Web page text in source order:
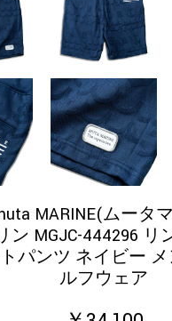
MARINE(ムータ
ン MGJC-444296 リ
パンツ ネイビー
ルフウェア